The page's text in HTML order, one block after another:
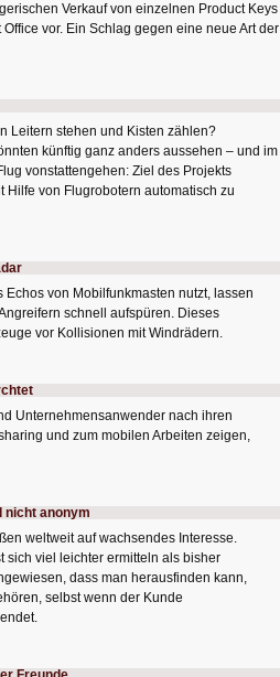
Verkauf von einzelnen Product Keys
vor. Ein Schlag gegen eine neue Art der
Leitern stehen und Kisten zählen?
künftig ganz anders aussehen – und im
vonstattengehen: Ziel des Projekts
Hilfe von Flugrobotern automatisch zu
von Mobilfunkmasten nutzt, lassen
schnell aufspüren. Dieses
vor Kollisionen mit Windrädern.
Unternehmensanwender nach ihren
und zum mobilen Arbeiten zeigen,
nicht anonym
weltweit auf wachsendes Interesse.
sich viel leichter ermitteln als bisher
dass man herausfinden kann,
selbst wenn der Kunde